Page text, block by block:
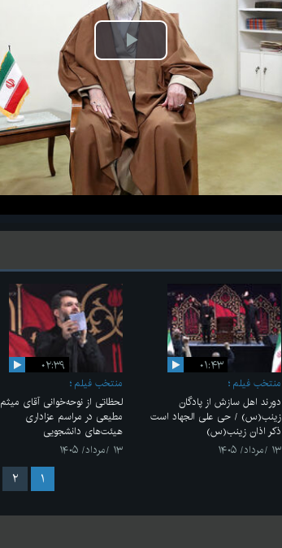
پخش
ویدیو
۰۱:۴۳
منتخب فیلم
دورند اهل سازش از پادگان
زینب(س) / حی علی الجهاد است
ذکر اذان زینب(س)
۱۳ /مرداد/ ۱۴۰۵
۰۲:۳۹
منتخب فیلم
لحظاتی از نوحه‌خوانی آقای میثم
مطیعی در مراسم عزاداری
هیئت‌های دانشجویی
۱۳ /مرداد/ ۱۴۰۵
۱ ۲